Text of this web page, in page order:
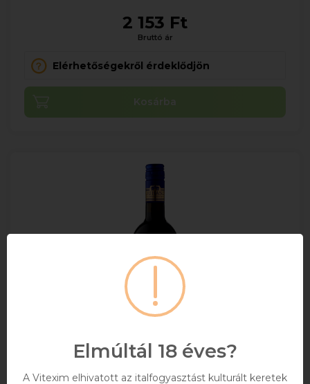
2 153 Ft
Bruttó ár
Elérhetőségekről érdeklődjön
Kosárba
Elmúltál 18 éves?
A Vitexim elhivatott az italfogyasztást kulturált keretek